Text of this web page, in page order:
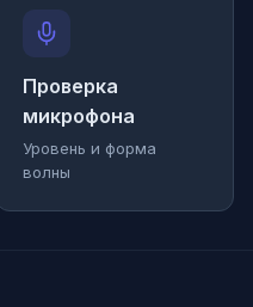
Проверка
микрофона
Уровень и форма
волны